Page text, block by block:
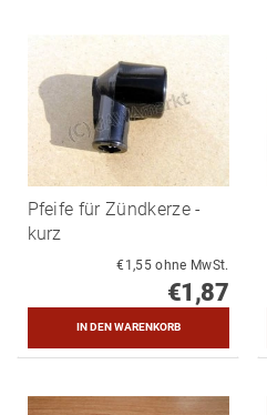
Pfeife für Zündkerze -
kurz
€1,55 ohne MwSt.
€1,87